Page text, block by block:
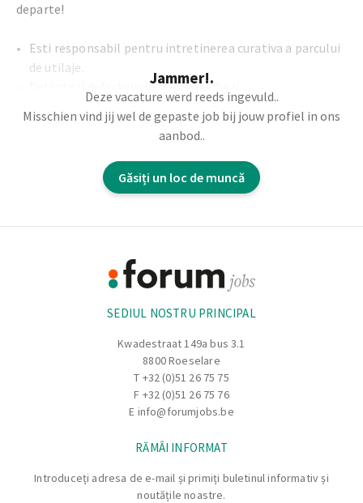
departe!
Esti responsabil pentru intretinerea curativa a parcului
de utilaje.
Detectezi defectiunile si le remediezi.
Stabilesti diagnostice si analizezi defectiunile (in
principal electrice, dar si mecanice).
Contribui cu idei pentru imbunatatiri tehnice si ajuti la
implementarea acestora.
Colaborezi indeaproape cu operatorii de pe teren.
Jammer!.
Deze vacature werd reeds ingevuld..
Misschien vind jij wel de gepaste job bij jouw profiel in ons
aanbod..
Găsiți un loc de muncă
SEDIUL NOSTRU PRINCIPAL
Kwadestraat 149a bus 3.1
8800 Roeselare
T +32 (0)51 26 75 75
F +32 (0)51 26 75 76
E info@forumjobs.be
RĂMÂI INFORMAT
Introduceți adresa de e-mail și primiți buletinul informativ și
noutățile noastre.